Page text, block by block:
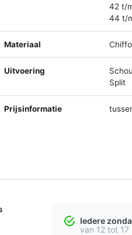
42 t/
44 t/
Materiaal
Uitvoering
Split
Prijsinformatie
Iedere
van 12 tot 17